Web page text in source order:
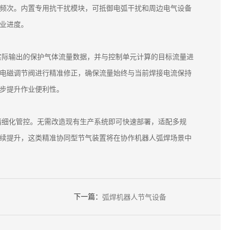
次。内置专用抗干扰模块，可抵御电弧干扰和周边电气设备
进度。
输出的保护气体流量数据，并与控制单元计算的目标流量进
磁调节阀进行精准修正，确保流量始终与当前焊接电流保持
提升作业便利性。
化管控。无需改造现有生产系统即可快速部署，适配多规
提升，这类精准协同型节气装置将在协作机器人弧焊场景中
下一篇： 弧焊机器人节气设备